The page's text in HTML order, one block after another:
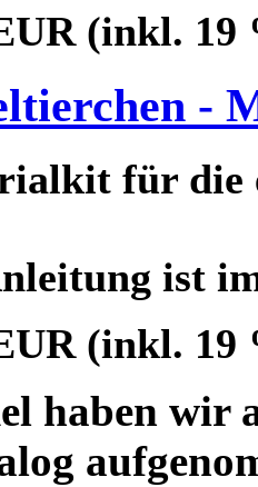
(inkl. 19
-
für die
ist
(inkl. 19
haben wir